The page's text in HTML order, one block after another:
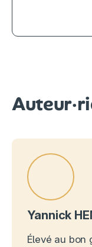
Yannick
Élevé au bon